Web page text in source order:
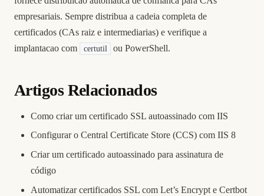
empresariais. Sempre distribua a cadeia completa de
certificados (CAs raiz e intermediarias) e verifique a
implantacao com
certutil ou PowerShell.
Artigos Relacionados
Como criar um certificado SSL autoassinado com IIS
Configurar o Central Certificate Store (CCS) com IIS 8
Criar um certificado autoassinado para assinatura de
código
Automatizar certificados SSL com Let’s Encrypt e Certbot